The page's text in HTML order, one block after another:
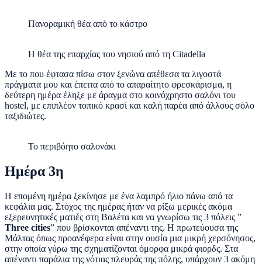
Πανοραμική θέα από το κάστρο
Η θέα της επαρχίας του νησιού από τη Citadella
Με το που έφτασα πίσω στον ξενώνα απέθεσα τα λιγοστά
πράγματα μου και έπειτα από το απαραίτητο φρεσκάρισμα, η
δεύτερη ημέρα έληξε με άραγμα στο κοινόχρηστο σαλόνι του
hostel, με επιπλέον τοπικό κρασί και καλή παρέα από άλλους σόλο
ταξιδιώτες.
Το περιβόητο σαλονάκι
Ημέρα 3η
H επομένη ημέρα ξεκίνησε με ένα λαμπρό ήλιο πάνω από τα
κεφάλια μας. Στόχος της ημέρας ήταν να ρίξω μερικές ακόμα
εξερευνητικές ματιές στη Βαλέτα και να γνωρίσω τις 3 πόλεις ”
Three cities” που βρίσκονται απέναντι της. Η πρωτεύουσα της
Μάλτας όπως προανέφερα είναι στην ουσία μια μικρή χερσόνησος,
στην οποία γύρω της σχηματίζονται όμορφα μικρά φιορδς. Στα
απέναντι παράλια της νότιας πλευράς της πόλης, υπάρχουν 3 ακόμη